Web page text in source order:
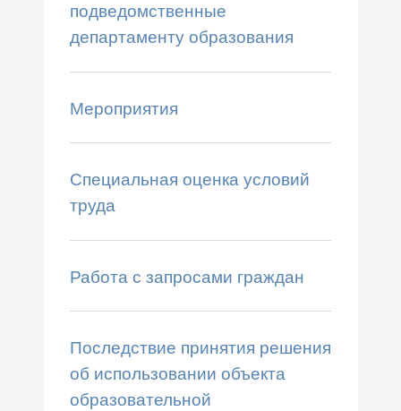
подведомственные
департаменту образования
Мероприятия
Специальная оценка условий
труда
Работа с запросами граждан
Последствие принятия решения
об использовании объекта
образовательной